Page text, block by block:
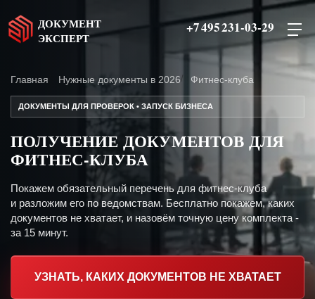
ДОКУМЕНТ
ЭКСПЕРТ
+7 495 231-03-29
Главная Нужные документы в 2026 Фитнес-клуба
ДОКУМЕНТЫ ДЛЯ ПРОВЕРОК • ЗАПУСК БИЗНЕСА
ПОЛУЧЕНИЕ ДОКУМЕНТОВ ДЛЯ
ФИТНЕС-КЛУБА
Покажем обязательный перечень для фитнес-клуба
и разложим его по ведомствам. Бесплатно покажем, каких
документов не хватает, и назовём точную цену комплекта -
за 15 минут.
УЗНАТЬ, КАКИХ ДОКУМЕНТОВ НЕ ХВАТАЕТ